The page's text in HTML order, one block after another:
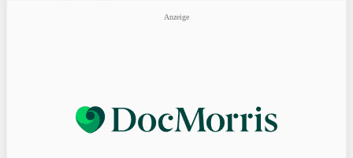
Anzeige